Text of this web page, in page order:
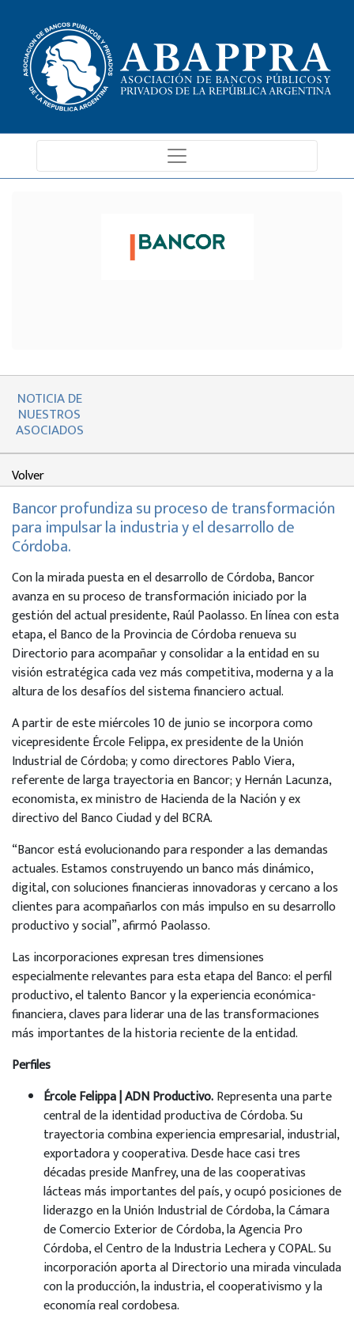
NOTICIA DE
NUESTROS
ASOCIADOS
Volver
Bancor profundiza su proceso de transformación
para impulsar la industria y el desarrollo de
Córdoba.
Con la mirada puesta en el desarrollo de Córdoba, Bancor
avanza en su proceso de transformación iniciado por la
gestión del actual presidente, Raúl Paolasso. En línea con esta
etapa, el Banco de la Provincia de Córdoba renueva su
Directorio para acompañar y consolidar a la entidad en su
visión estratégica cada vez más competitiva, moderna y a la
altura de los desafíos del sistema financiero actual.
A partir de este miércoles 10 de junio se incorpora como
vicepresidente Ércole Felippa, ex presidente de la Unión
Industrial de Córdoba; y como directores Pablo Viera,
referente de larga trayectoria en Bancor; y Hernán Lacunza,
economista, ex ministro de Hacienda de la Nación y ex
directivo del Banco Ciudad y del BCRA.
“Bancor está evolucionando para responder a las demandas
actuales. Estamos construyendo un banco más dinámico,
digital, con soluciones financieras innovadoras y cercano a los
clientes para acompañarlos con más impulso en su desarrollo
productivo y social”, afirmó Paolasso.
Las incorporaciones expresan tres dimensiones
especialmente relevantes para esta etapa del Banco: el perfil
productivo, el talento Bancor y la experiencia económica-
financiera, claves para liderar una de las transformaciones
más importantes de la historia reciente de la entidad.
Perfiles
Ércole Felippa | ADN Productivo.Representa una parte
central de la identidad productiva de Córdoba. Su
trayectoria combina experiencia empresarial, industrial,
exportadora y cooperativa. Desde hace casi tres
décadas preside Manfrey, una de las cooperativas
lácteas más importantes del país, y ocupó posiciones de
liderazgo en la Unión Industrial de Córdoba, la Cámara
de Comercio Exterior de Córdoba, la Agencia Pro
Córdoba, el Centro de la Industria Lechera y COPAL. Su
incorporación aporta al Directorio una mirada vinculada
con la producción, la industria, el cooperativismo y la
economía real cordobesa.